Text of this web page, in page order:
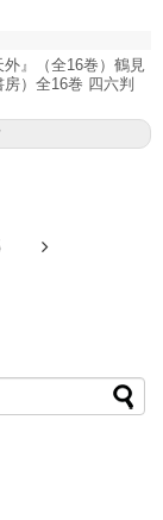
』（全16巻）鶴見
）全16巻 四六判